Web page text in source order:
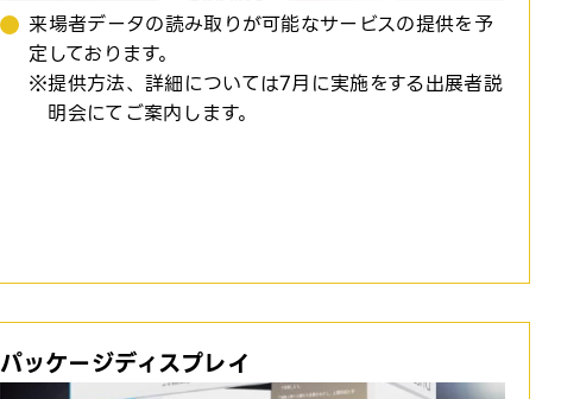
来場者データの読み取りが可能なサービスの提供を予
定しております。
提供方法、詳細については7月に実施をする出展者説
明会にてご案内します。
パッケージディスプレイ